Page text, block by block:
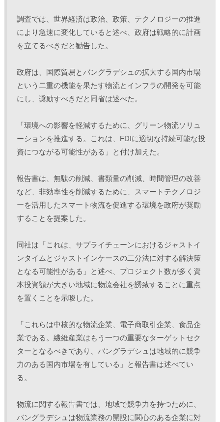
調査では、世界経済は政治、政策、テクノロジーの推進
により急速に変化していると述べ、政府は戦略的に計画
を立てるべきだと勧告した。
政府は、国際貿易とバングラデシュの拡大する国内市場
という二重の機能を果たす物流とインフラの開発を可能
にし、奨励すべきだと同省は述べた。
「環境への影響を軽減するために、グリーン物流ソリュ
ーションを推進する。これは、FDIに適切な持続可能な投
資につながる可能性がある」と付け加えた。
報告書は、無駄の削減、書類量の削減、時間管理の改善
など、非効率性を削減するために、スマートテクノロジ
ーを活用したスマート物流を促進する環境を政府が奨励
することを提案した。
同社は「これは、サプライチェーンにおけるジャストイ
ンタイムとジャストインケースの二分法に対する解決策
となる可能性がある」と述べ、プロジェクト数が多く資
本投資額が大きい地域に物流会社を誘致することに重点
を置くことを示唆した。
「これらは中核的な物流企業、電子商取引企業、食品企
業である。繊維産業はもう一つの重要なターゲットセク
ターとなるべきであり、バングラデシュは地域的に競争
力のある国内市場を有している」と報告書は述べてい
る。
物流に関する報告書では、地域で競争力を持つために、
バングラデシュは物流業務の開設に関心のある企業に対